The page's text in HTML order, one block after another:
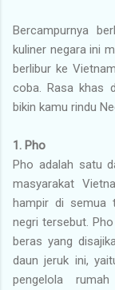
Bercampurnya
kuliner negara ini
berlibur ke
coba. Rasa khas
bikin kamu rindu
1. Pho
Pho adalah satu
masyarakat
hampir di semua
negri tersebut.
beras yang
daun jeruk ini,
pengelola